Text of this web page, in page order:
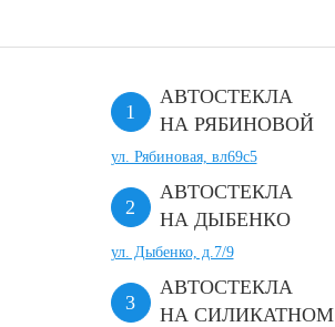
АВТОСТЕКЛА
НА РЯБИНОВОЙ
ул. Рябиновая, вл69с5
АВТОСТЕКЛА
НА ДЫБЕНКО
ул. Дыбенко, д.7/9
АВТОСТЕКЛА
НА СИЛИКАТНОМ